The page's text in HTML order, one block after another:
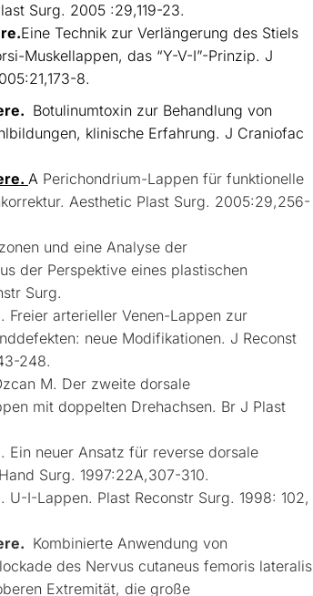
Surg. 2005 :29,119-23.
Eine Technik zur Verlängerung des Stiels
Muskellappen, das “Y-V-I”-Prinzip. J
8.
Botulinumtoxin zur Behandlung von
klinische Erfahrung. J Craniofac
A Perichondrium-Lappen für funktionelle
Aesthetic Plast Surg. 2005:29,256-
und eine Analyse der
der Perspektive eines plastischen
Surg.
Freier arterieller Venen-Lappen zur
neue Modifikationen. J Reconst
248.
M. Der zweite dorsale
mit doppelten Drehachsen. Br J Plast
Ein neuer Ansatz für reverse dorsale
Surg. 1997:22A,307-310.
U-I-Lappen. Plast Reconstr Surg. 1998: 102,
Kombinierte Anwendung von
des Nervus cutaneus femoris lateralis
Extremität, die große